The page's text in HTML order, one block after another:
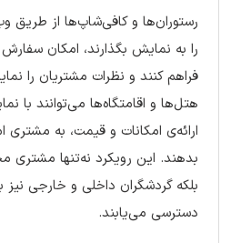
رستوران‌ها و کافی‌شاپ‌ها از طریق
را به نمایش بگذارند، امکان سفارش
فراهم کنند و نظرات مشتریان را
هتل‌ها و اقامتگاه‌ها می‌توانند با
ارائه‌ی امکانات و قیمت، به مشتری
بدهند. این رویکرد نه‌تنها مشتری
بلکه گردشگران داخلی و خارجی نیز
دسترسی می‌یابند.